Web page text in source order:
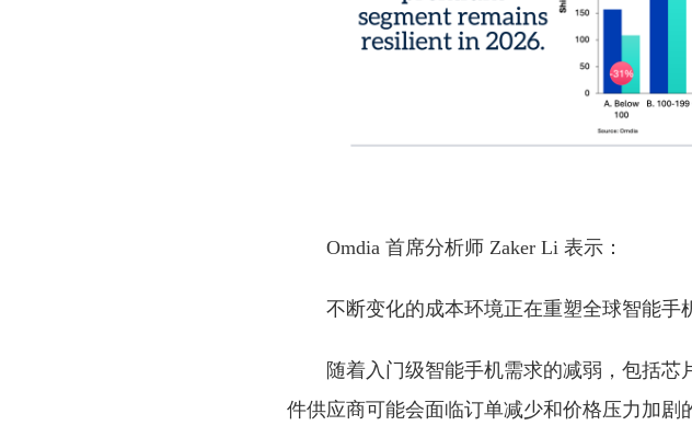
Omdia 首席分析师 Zaker Li 表示：
不断变化的成本环境正在重塑全球智能手
随着入门级智能手机需求的减弱，包括
件供应商可能会面临订单减少和价格压力加